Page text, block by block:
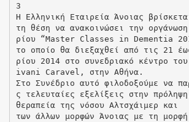
3
Η Ελληνική Εταιρεία Άνοιας
τη θέση να ανακοινώσει την
ρίου “Master Classes in Dementia
το οποίο θα διεξαχθεί από τις 21
ρίου 2014 στο συνεδριακό κέντρο
ivani Caravel, στην Αθήνα.
Στο Συνέδριο αυτό φιλοδοξούμε να
ς τελευταίες εξελίξεις στην
θεραπεία της νόσου Αλτσχάιμερ και
των άλλων μορφών Άνοιας με τη